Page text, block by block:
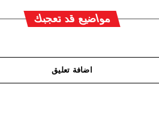
مواضيع قد تعجبك
اضافة تعليق